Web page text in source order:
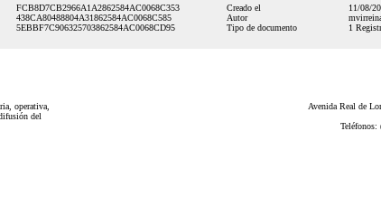
FCB8D7CB2966A1A2862584AC0068C353 Creado el
11/08/
438CA80488804A31862584AC0068C585 Autor
5EBBF7C906325703862584AC0068CD95 Tipo de documento 1
operativa,
del
Avenida Real de